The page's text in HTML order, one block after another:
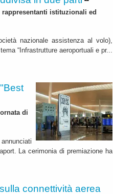
istituzionali ed
nazionale assistenza al volo),
“Infrastrutture aeroportuali e pr...
di
La cerimonia di premiazione ha
connettività aerea